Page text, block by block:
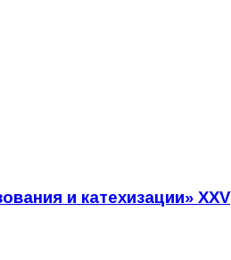
и катехизации» ХХV